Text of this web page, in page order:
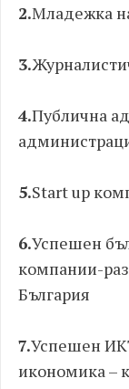
2.​Младежка
3.
4.​Публична
5.​Start up
6.​Успешен
компании-
България
7.​Успешен
икономика –